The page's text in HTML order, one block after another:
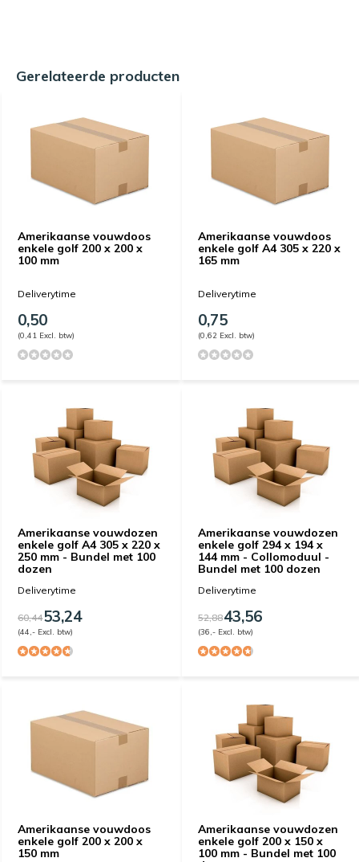
Gerelateerde producten
Amerikaanse vouwdoos
enkele golf 200 x 200 x
100 mm
Deliverytime
0,50
(0,41 Excl. btw)
Amerikaanse vouwdoos
enkele golf A4 305 x 220 x
165 mm
Deliverytime
0,75
(0,62 Excl. btw)
Amerikaanse vouwdozen
enkele golf A4 305 x 220 x
250 mm - Bundel met 100
dozen
Deliverytime
60,4453,24
(44,- Excl. btw)
Amerikaanse vouwdozen
enkele golf 294 x 194 x
144 mm - Collomoduul -
Bundel met 100 dozen
Deliverytime
52,8843,56
(36,- Excl. btw)
Amerikaanse vouwdoos
enkele golf 200 x 200 x
150 mm
Amerikaanse vouwdozen
enkele golf 200 x 150 x
100 mm - Bundel met 100